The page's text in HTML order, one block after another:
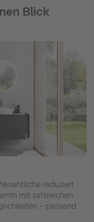
Blick
reduziert
mit zahlreichen
– passend